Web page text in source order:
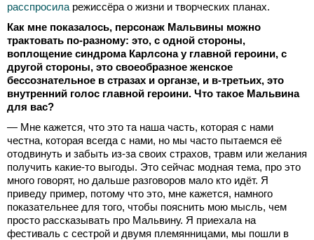
расспросила режиссёра о жизни и творческих планах.
Как мне показалось, персонаж Мальвины можно
трактовать по-разному: это, с одной стороны,
воплощение синдрома Карлсона у главной героини, с
другой стороны, это своеобразное женское
бессознательное в стразах и органзе, и в-третьих, это
внутренний голос главной героини. Что такое Мальвина
для вас?
— Мне кажется, что это та наша часть, которая с нами
честна, которая всегда с нами, но мы часто пытаемся её
отодвинуть и забыть из-за своих страхов, травм или желания
получить какие-то выгоды. Это сейчас модная тема, про это
много говорят, но дальше разговоров мало кто идёт. Я
приведу пример, потому что это, мне кажется, намного
показательнее для того, чтобы пояснить мою мысль, чем
просто рассказывать про Мальвину. Я приехала на
фестиваль с сестрой и двумя племянницами, мы пошли в